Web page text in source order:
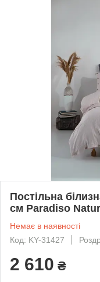
Постільна
см Paradiso
Немає в наявності
Код: KY-31427
2 610 ₴